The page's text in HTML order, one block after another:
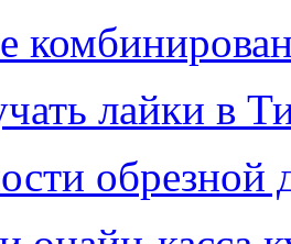
лайки в
обрезной